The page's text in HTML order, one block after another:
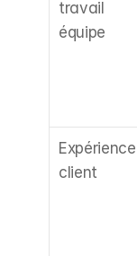
travail
équipe
Expérience
client